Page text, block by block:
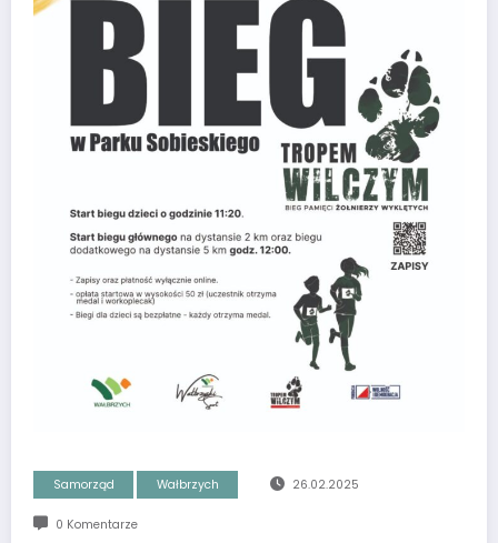
Samorząd Wałbrzych 26.02.2025
0 Komentarze